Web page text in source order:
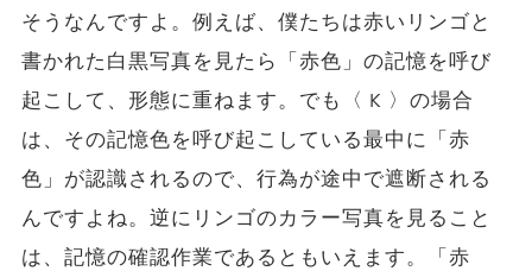
そうなんですよ。例えば、 僕たちは赤いリンゴと
書かれた白黒写真を見たら「赤色」の記憶を呼び
起こして、形態に重ねます。でも〈 K 〉の場合
は、その記憶色を呼び起こしている最中に「赤
色」が認識されるので、行為が途中で遮断される
んですよね。逆にリンゴのカラー写真を見ること
は、記憶の確認作業であるともいえます。「赤